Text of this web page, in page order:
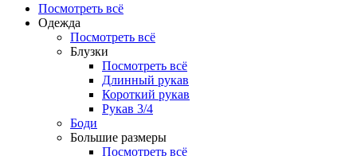
Посмотреть всё
Одежда
Посмотреть всё
Блузки
Посмотреть всё
Длинный рукав
Короткий рукав
Рукав 3/4
Боди
Большие размеры
Посмотреть всё